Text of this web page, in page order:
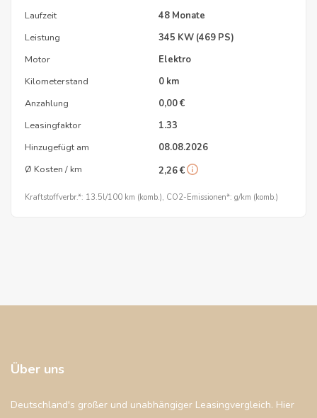
Verfügbar: 11/2026
Laufzeit
48 Monate
Leistung
345 KW (469 PS)
Motor
Elektro
Kilometerstand
0 km
Anzahlung
0,00 €
Leasingfaktor
1.33
Hinzugefügt am
08.08.2026
Ø Kosten / km
2,26 €
Kraftstoffverbr.*: 13.5l/100 km (komb.), CO2-Emissionen*: g/km (komb.)
Über uns
Deutschland's großer und unabhängiger Leasingvergleich. Hier